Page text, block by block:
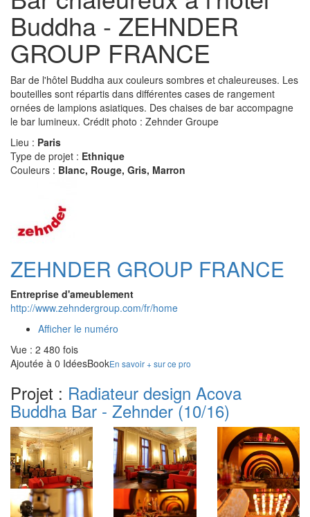
Buddha - ZEHNDER
GROUP FRANCE
Bar de l'hôtel Buddha aux couleurs sombres et chaleureuses. Les
bouteilles sont répartis dans différentes cases de rangement
ornées de lampions asiatiques. Des chaises de bar accompagne
le bar lumineux. Crédit photo : Zehnder Groupe
Lieu : Paris
Type de projet : Ethnique
Couleurs : Blanc, Rouge, Gris, Marron
ZEHNDER GROUP FRANCE
Entreprise d'ameublement
http://www.zehndergroup.com/fr/home
Afficher le numéro
Vue : 2 480 fois
Ajoutée à 0 IdéesBookEn savoir + sur ce pro
Projet : Radiateur design Acova
Buddha Bar - Zehnder(10/16)